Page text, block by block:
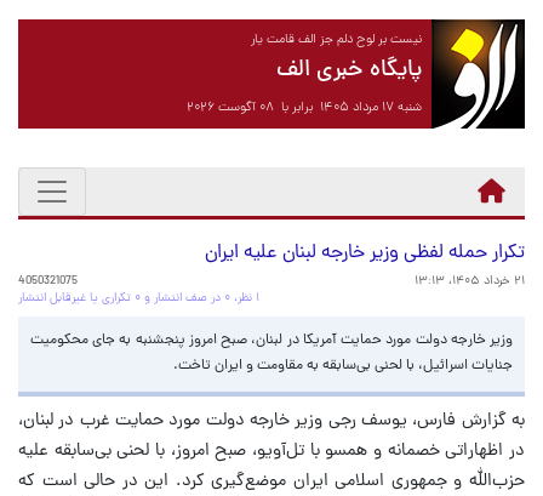
نیست بر لوح دلم جز الف قامت یار
پایگاه خبری الف
شنبه ۱۷ مرداد ۱۴۰۵ برابر با ۰۸ آگوست ۲۰۲۶
تکرار حمله لفظی وزیر خارجه لبنان علیه ایران
۲۱ خرداد ۱۴۰۵، ۱۳:۱۳
4050321075
۱ نظر، ۰ در صف انتشار و ۰ تکراری یا غیرقابل انتشار
وزیر خارجه دولت مورد حمایت آمریکا در لبنان، صبح امروز پنجشنبه به جای محکومیت
جنایات اسرائیل، با لحنی بی‌سابقه به مقاومت و ایران تاخت.
به گزارش فارس، یوسف رجی وزیر خارجه دولت مورد حمایت غرب در لبنان،
در اظهاراتی خصمانه و همسو با تل‌آویو، صبح امروز، با لحنی بی‌سابقه علیه
حزب‌الله و جمهوری اسلامی ایران موضع‌گیری کرد. این در حالی است که